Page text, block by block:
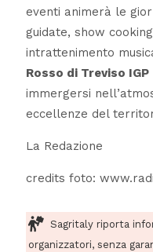
eventi animerà le
guidate, show
intrattenimento
Rosso di Treviso IGP
immergersi
eccellenze del
La Redazione
credits foto:
Sagritaly riporta
organizzatori, senza